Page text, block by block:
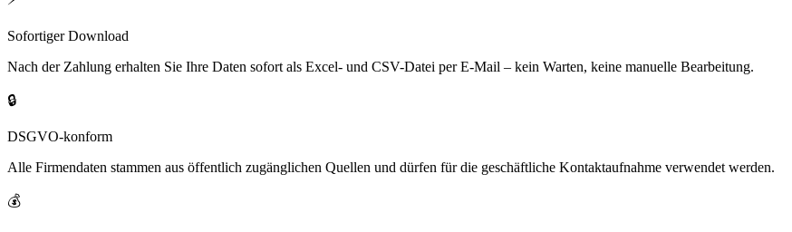
Sofortiger Download
Nach der Zahlung erhalten Sie Ihre Daten sofort als Excel- und CSV-Datei per E-Mail – kein Warten, keine manuelle Bearbeitung.
🔒
DSGVO-konform
Alle Firmendaten stammen aus öffentlich zugänglichen Quellen und dürfen für die geschäftliche Kontaktaufnahme verwendet werden.
💰